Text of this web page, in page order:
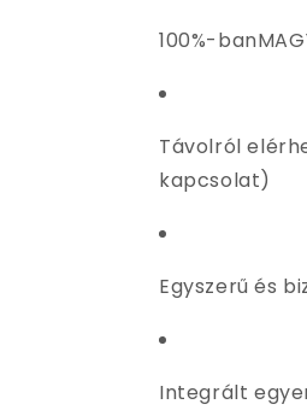
100%-
Távolról
kapcsolat)
Egyszerűés
Integrált